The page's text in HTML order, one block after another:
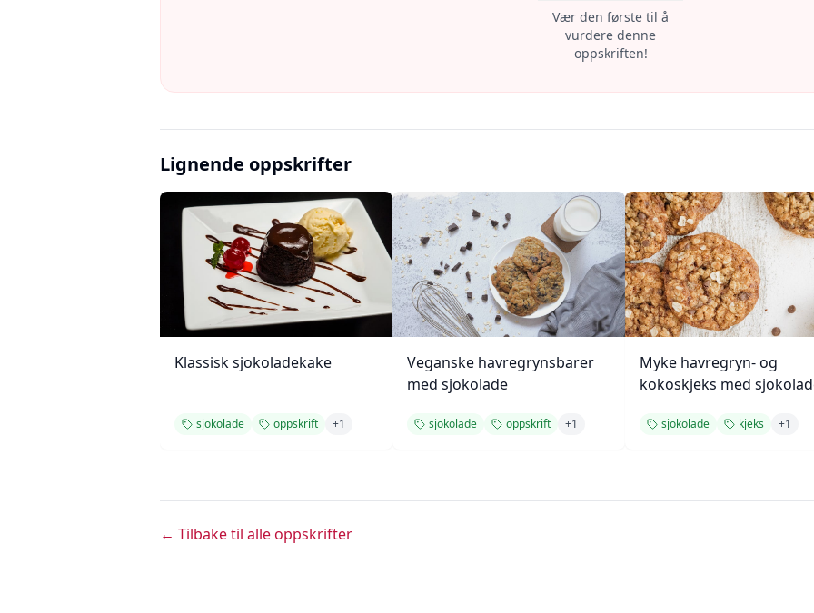
Vær den første til å
vurdere denne
oppskriften!
Lignende oppskrifter
Klassisk sjokoladekake
sjokolade oppskrift +1
Veganske havregrynsbarer
med sjokolade
sjokolade oppskrift +1
Myke havregryn- og
kokoskjeks med
sjokolade kjeks +1
← Tilbake til alle oppskrifter